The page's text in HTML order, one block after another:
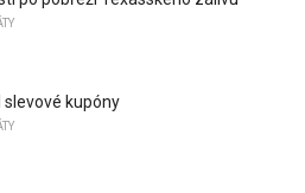
slevové kupóny